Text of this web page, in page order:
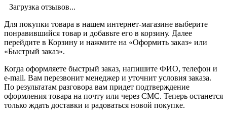
Загрузка отзывов...
Для покупки товара в нашем интернет-магазине выберите
понравившийся товар и добавьте его в корзину. Далее
перейдите в Корзину и нажмите на «Оформить заказ» или
«Быстрый заказ».
Когда оформляете быстрый заказ, напишите ФИО, телефон и
e-mail. Вам перезвонит менеджер и уточнит условия заказа.
По результатам разговора вам придет подтверждение
оформления товара на почту или через СМС. Теперь останется
только ждать доставки и радоваться новой покупке.